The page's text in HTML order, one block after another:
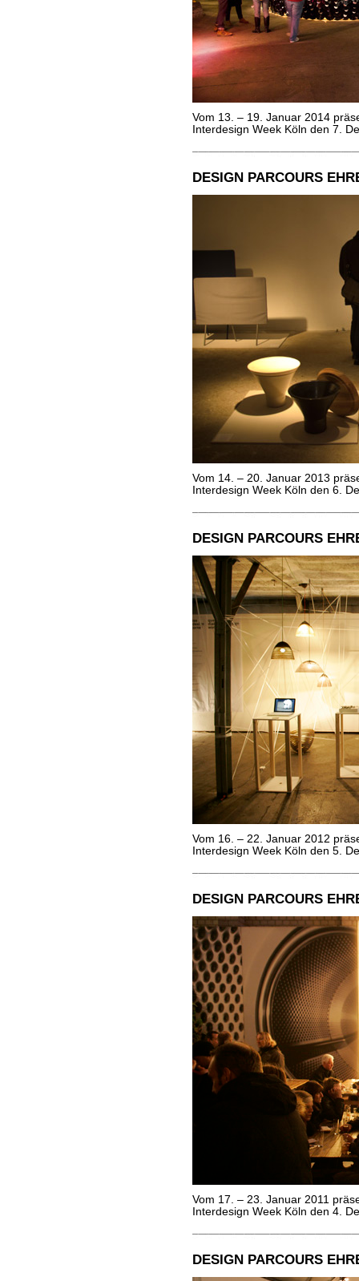
Vom 13. – 19. Januar 2014
Interdesign Week Köln den 7.
DESIGN PARCOURS
Vom 14. – 20. Januar 2013
Interdesign Week Köln den 6.
DESIGN PARCOURS
Vom 16. – 22. Januar 2012
Interdesign Week Köln den 5.
DESIGN PARCOURS
Vom 17. – 23. Januar 2011
Interdesign Week Köln den 4.
DESIGN PARCOURS